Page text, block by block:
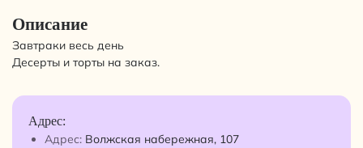
Описание
Завтраки весь день
Десерты и торты на заказ.
Адрес:
Адрес: Волжская набережная, 107